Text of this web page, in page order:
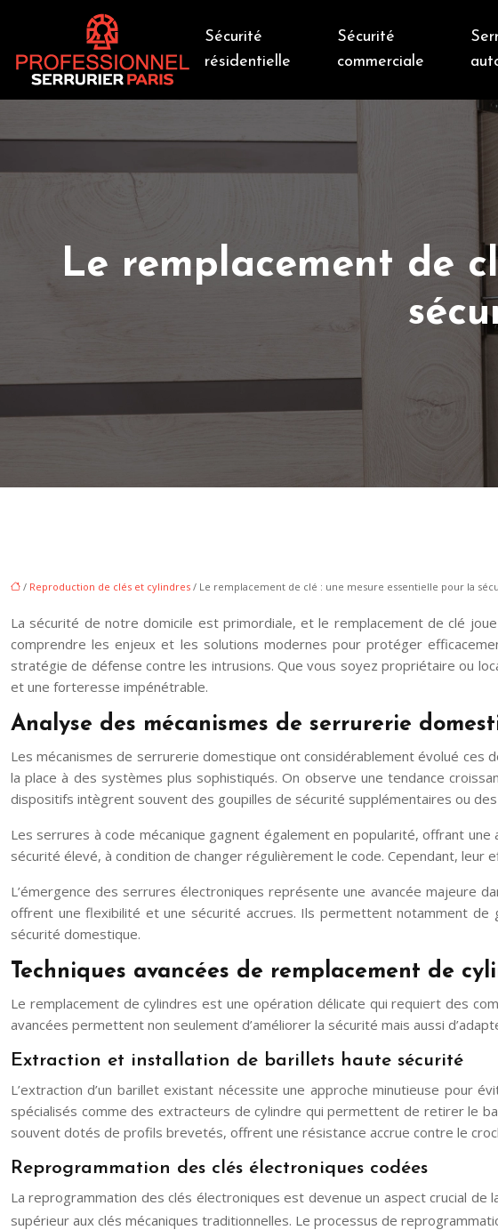
Sécurité
résidentielle
Sécurité
commerciale
Le remplacement de
/ Reproduction de clés et cylindres / Le remplacement de clé : une mesure essentielle pour la
La sécurité de notre domicile est primordiale, et le remplacement de clé
comprendre les enjeux et les solutions modernes pour protéger
stratégie de défense contre les intrusions. Que vous soyez propriétaire ou
et une forteresse impénétrable.
Analyse des mécanismes de serrurerie
Les mécanismes de serrurerie domestique ont considérablement évolué
la place à des systèmes plus sophistiqués. On observe une tendance
dispositifs intègrent souvent des goupilles de sécurité supplémentaires ou
Les serrures à code mécanique gagnent également en popularité, offrant
sécurité élevé, à condition de changer régulièrement le code. Cependant,
L’émergence des serrures électroniques représente une avancée majeure
offrent une flexibilité et une sécurité accrues. Ils permettent notamment
sécurité domestique.
Techniques avancées de remplacement de
Le remplacement de cylindres est une opération délicate qui requiert des
avancées permettent non seulement d’améliorer la sécurité mais aussi
Extraction et installation de barillets haute sécurité
L’extraction d’un barillet existant nécessite une approche minutieuse pour
spécialisés comme des extracteurs de cylindre qui permettent de retirer le
souvent dotés de profils brevetés, offrent une résistance accrue contre le
Reprogrammation des clés électroniques codées
La reprogrammation des clés électroniques est devenue un aspect crucial de
supérieur aux clés mécaniques traditionnelles. Le processus de